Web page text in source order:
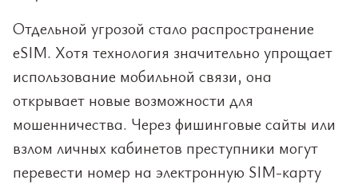
Отдельной угрозой стало распространение
eSIM. Хотя технология значительно упрощает
использование мобильной связи, она
открывает новые возможности для
мошенничества. Через фишинговые сайты или
взлом личных кабинетов преступники могут
перевести номер на электронную SIM-карту